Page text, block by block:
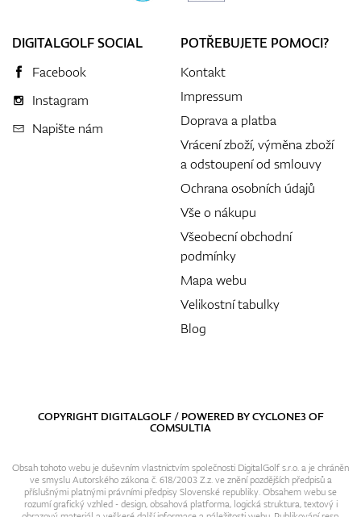
DIGITALGOLF SOCIAL
Facebook
Instagram
Napište nám
POTŘEBUJETE POMOCI?
Kontakt
Impressum
Doprava a platba
Vrácení zboží, výměna zboží
a odstoupení od smlouvy
Ochrana osobních údajů
Vše o nákupu
Všeobecní obchodní
podmínky
Mapa webu
Velikostní tabulky
Blog
COPYRIGHT DIGITALGOLF / POWERED BYCYCLONE3OF
COMSULTIA
Obsah tohoto webu je duševním vlastnictvím společnosti DigitalGolf s.r.o. a je chráněn
ve smyslu Autorského zákona č. 618/2003 Z.z. ve znění pozdějších předpisů a
příslušnými platnými právními předpisy Slovenské republiky. Obsahem webu se
rozumí grafický vzhled - design, obsahová platforma, logická struktura, textový i